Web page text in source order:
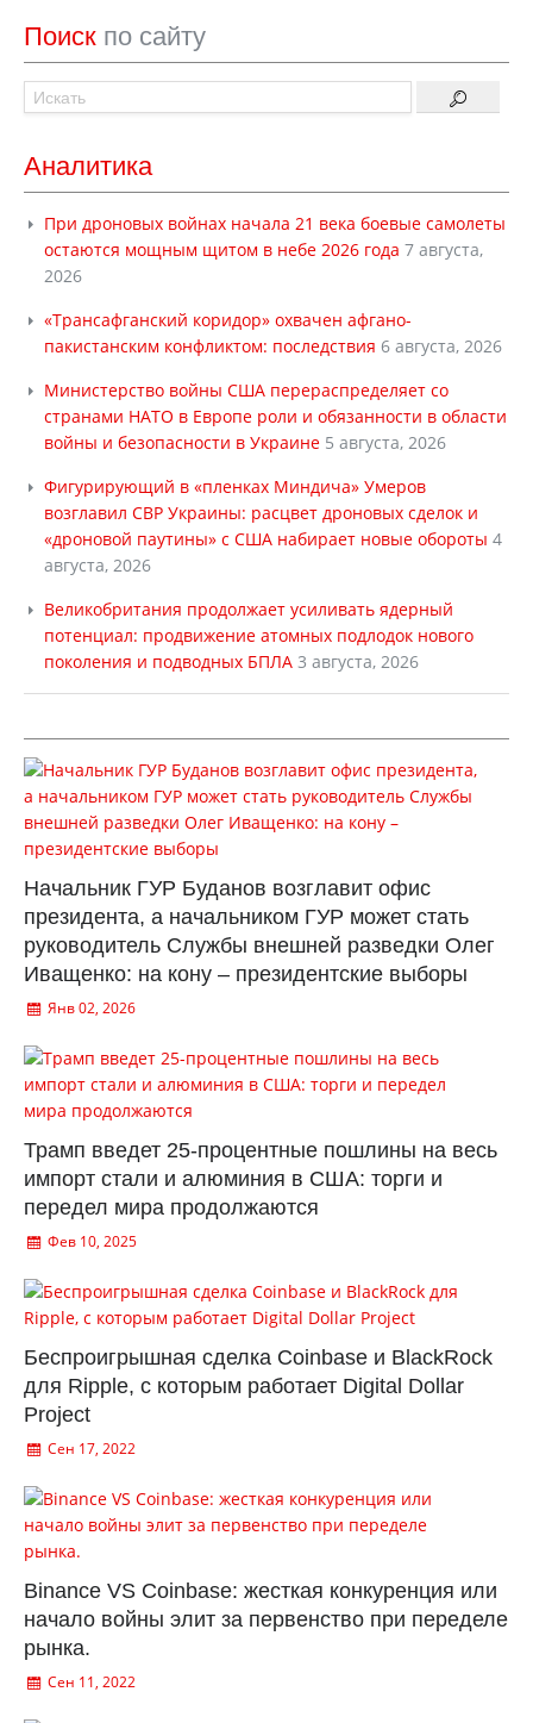
Поиск по сайту
Аналитика
При дроновых войнах начала 21 века боевые самолеты
остаются мощным щитом в небе 2026 года 7 августа,
2026
«Трансафганский коридор» охвачен афгано-
пакистанским конфликтом: последствия 6 августа, 2026
Министерство войны США перераспределяет со
странами НАТО в Европе роли и обязанности в области
войны и безопасности в Украине 5 августа, 2026
Фигурирующий в «пленках Миндича» Умеров
возглавил СВР Украины: расцвет дроновых сделок и
«дроновой паутины» с США набирает новые обороты 4
августа, 2026
Великобритания продолжает усиливать ядерный
потенциал: продвижение атомных подлодок нового
поколения и подводных БПЛА 3 августа, 2026
Начальник ГУР Буданов возглавит офис
президента, а начальником ГУР может стать
руководитель Службы внешней разведки Олег
Иващенко: на кону – президентские выборы
Янв 02, 2026
Трамп введет 25-процентные пошлины на весь
импорт стали и алюминия в США: торги и
передел мира продолжаются
Фев 10, 2025
Беспроигрышная сделка Coinbase и BlackRock
для Ripple, с которым работает Digital Dollar
Project
Сен 17, 2022
Binance VS Coinbase: жесткая конкуренция или
начало войны элит за первенство при переделе
рынка.
Сен 11, 2022